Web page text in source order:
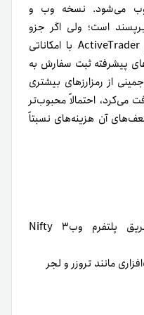
می‌شود. نسخه‌ وب و
است؛ ولی اگر جزو
تریدرهای حرفه‌ای هستید، پلتفرم ActiveTrader با امکاناتی
پیشرفته ثبت سفارش به‌
از رمزارزهای بیشتری
می‌کرد، احتمالاً محبوب‌تر
آن هزینه‌های نسبتاً
دسترسی آسان به NTFها ازطریق پلتفرم وب‌۳ Nifty
مانند تروزر و لجر